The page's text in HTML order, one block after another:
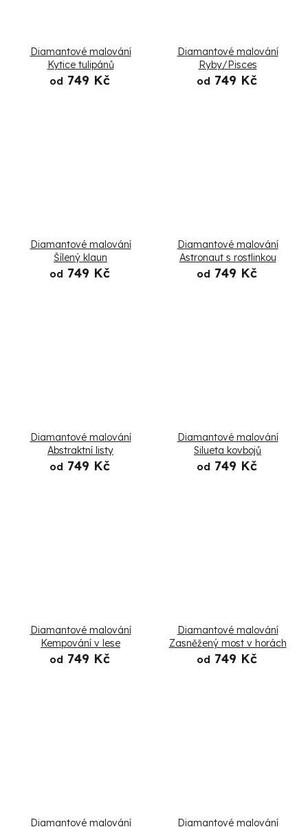
Diamantové malování
Kytice tulipánů
od 749 Kč
Diamantové malování
Ryby/Pisces
od 749 Kč
Diamantové malování
Šílený klaun
od 749 Kč
Diamantové malování
Astronaut s rostlinkou
od 749 Kč
Diamantové malování
Abstraktní listy
od 749 Kč
Diamantové malování
Silueta kovbojů
od 749 Kč
Diamantové malování
Kempování v lese
od 749 Kč
Diamantové malování
Zasněžený most v horách
od 749 Kč
Diamantové malování Diamantové malování